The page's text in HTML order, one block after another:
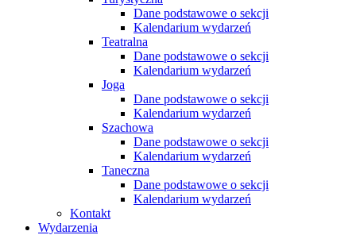
Dane podstawowe o sekcji
Kalendarium wydarzeń
Teatralna
Dane podstawowe o sekcji
Kalendarium wydarzeń
Joga
Dane podstawowe o sekcji
Kalendarium wydarzeń
Szachowa
Dane podstawowe o sekcji
Kalendarium wydarzeń
Taneczna
Dane podstawowe o sekcji
Kalendarium wydarzeń
Kontakt
Wydarzenia